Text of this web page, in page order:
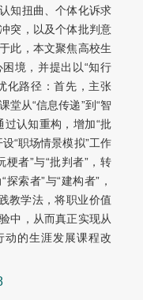
知扭曲、个体化诉求
突，以及个体批判意
此，本文聚焦高校生
境，并提出以“知行
化路径：首先，主张
堂从“信息传递”到“智
过认知重构，增加“批
“职场情景模拟”工作
者”与“批判者”，转
索者”与“建构者”，
教学法，将职业价值
中，从而真正实现从
动的生涯发展课程改